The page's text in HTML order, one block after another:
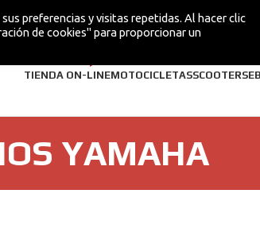
TIENDA ON-LINEMOTOCICLETASSCOOTERS
YAMAHA
preferencias y visitas repetidas. Al hacer clic
de cookies" para proporcionar un